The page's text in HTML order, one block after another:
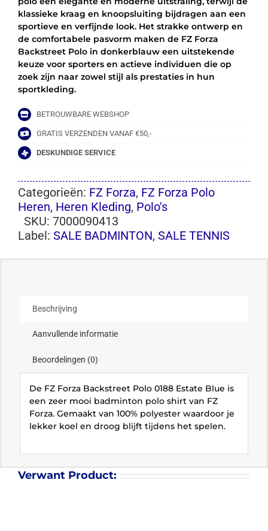
klassieke kraag en knoopsluiting bijdragen aan een
sportieve en verfijnde look. Het strakke ontwerp en
de comfortabele pasvorm maken de FZ Forza
Backstreet Polo in donkerblauw een uitstekende
keuze voor sporters en actieve individuen die op
zoek zijn naar zowel stijl als prestaties in hun
sportkleding.
BETROUWBARE WEBSHOP
GRATIS VERZENDEN VANAF €50,-
DESKUNDIGE SERVICE
Categorieën: FZ Forza, FZ Forza Polo
Heren, Heren Kleding, Polo's
SKU: 7000090413
Label: SALE BADMINTON, SALE TENNIS
Beschrijving
Aanvullende informatie
Beoordelingen (0)
De FZ Forza Backstreet Polo 0188 Estate Blue is
een zeer mooi badminton polo shirt van FZ
Forza. Gemaakt van 100% polyester waardoor je
lekker koel en droog blijft tijdens het spelen.
Verwant Product: